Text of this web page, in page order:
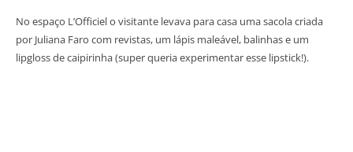
No espaço L’Officiel o visitante levava para casa uma sacola criada
por Juliana Faro com revistas, um lápis maleável, balinhas e um
lipgloss de caipirinha (super queria experimentar esse lipstick!).